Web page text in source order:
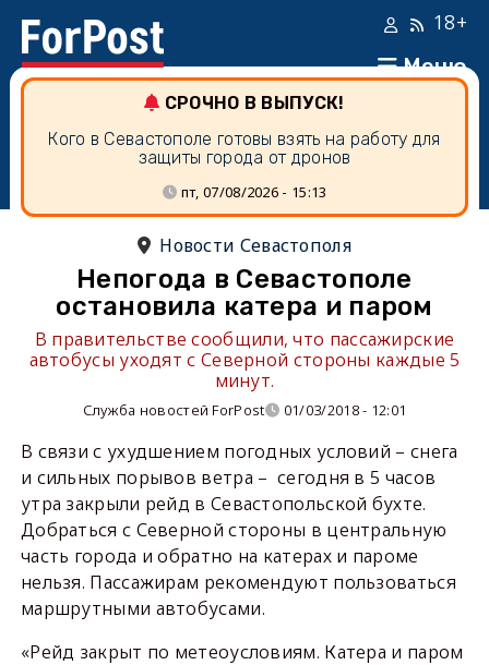
Меню
18+
СРОЧНО В ВЫПУСК!
Кого в Севастополе готовы взять на работу для
защиты города от дронов
пт, 07/08/2026 - 15:13
Новости Севастополя
Непогода в Севастополе
остановила катера и паром
В правительстве сообщили, что пассажирские
автобусы уходят с Северной стороны каждые 5
минут.
Служба новостей ForPost 01/03/2018 - 12:01
В связи с ухудшением погодных условий – снега
и сильных порывов ветра – сегодня в 5 часов
утра закрыли рейд в Севастопольской бухте.
Добраться с Северной стороны в центральную
часть города и обратно на катерах и пароме
нельзя. Пассажирам рекомендуют пользоваться
маршрутными автобусами.
«Рейд закрыт по метеоусловиям. Катера и паром